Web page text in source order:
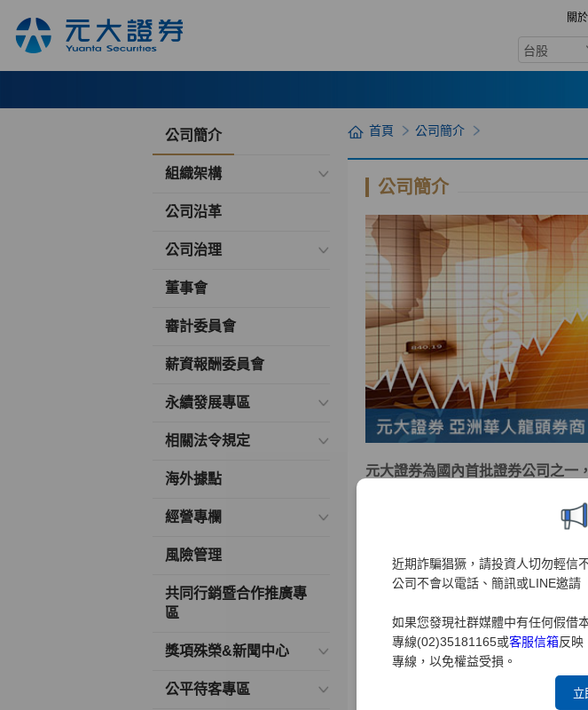
關
台股
近期詐騙猖獗，請投資人切勿輕信
公司不會以電話、簡訊或LINE邀請
如果您發現社群媒體中有任何假借
專線(02)35181165或客服信箱反映
專線，以免權益受損。
立
公司簡介
組織架構
公司沿革
公司治理
董事會
審計委員會
薪資報酬委員會
永續發展專區
相關法令規定
海外據點
經營專欄
風險管理
共同行銷暨合作推廣專
區
獎項殊榮&新聞中心
公平待客專區
首頁 公司簡介
公司簡介
元大證券為國內首批證券公司之一
多年來始終秉持著為投資大眾「
變、群策群力的企業文化驅策下，
本著「深耕台灣、放眼國際、在
大實力。近年來更積極拓展兩岸三
元大證券為元大金控旗下之子公
險管理，為投資大眾提供最完善
本人持有股份